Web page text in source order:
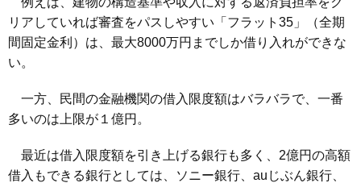
リアしていれば審査をパスしやすい「フラット35」（全期
間固定金利）は、最大8000万円までしか借り入れができな
い。
一方、民間の金融機関の借入限度額はバラバラで、一番
多いのは上限が１億円。
最近は借入限度額を引き上げる銀行も多く、2億円の高額
借入もできる銀行としては、ソニー銀行、auじぶん銀行、